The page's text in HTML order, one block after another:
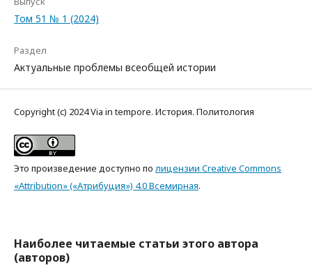
Том 51 № 1 (2024)
Раздел
Актуальные проблемы всеобщей истории
Copyright (c) 2024 Via in tempore. История. Политология
Это произведение доступно по лицензии Creative Commons
«Attribution» («Атрибуция») 4.0 Всемирная.
Наиболее читаемые статьи этого автора
(авторов)